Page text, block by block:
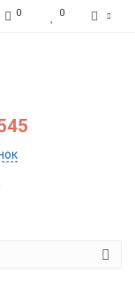
0 0